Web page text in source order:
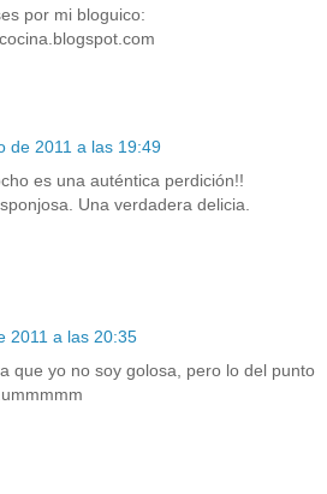
por mi bloguico:
de 2011 a las 19:49
es una auténtica perdición!!
Una verdadera delicia.
2011 a las 20:35
que yo no soy golosa, pero lo del punto